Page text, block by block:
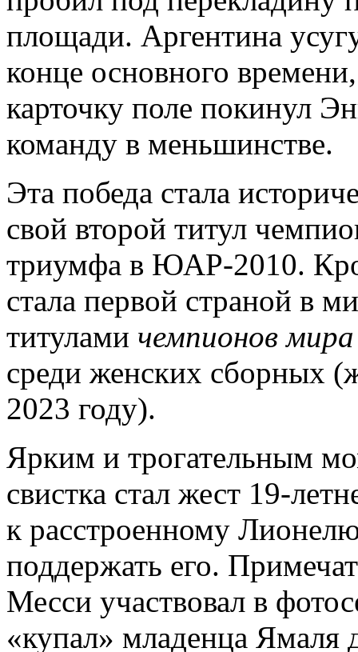
площади. Аргентина
конце основного
карточку поле покинул
команду в меньшинстве.
Эта победа стала
свой второй титул
триумфа в ЮАР-2010.
стала первой страной в
титулами чемпионов мира
среди женских сборных
2023 году).
Ярким и трогательным
свистка стал жест 19-
к расстроенному
поддержать его.
Месси участвовал в
«купал» младенца Ямаля